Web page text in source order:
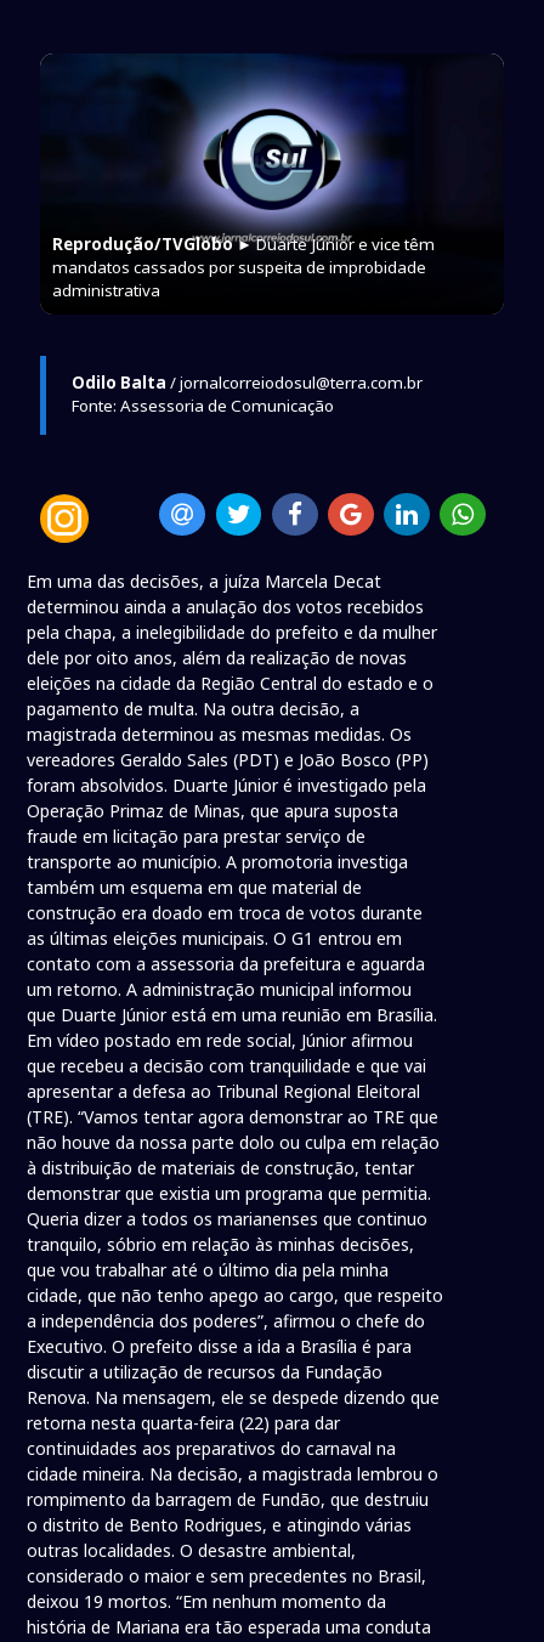
Reprodução/TVGlobo► Duarte Júnior e vice têm
mandatos cassados por suspeita de improbidade
administrativa
Odilo Balta / jornalcorreiodosul@terra.com.br
Fonte: Assessoria de Comunicação
Em uma das decisões, a juíza Marcela Decat
determinou ainda a anulação dos votos recebidos
pela chapa, a inelegibilidade do prefeito e da mulher
dele por oito anos, além da realização de novas
eleições na cidade da Região Central do estado e o
pagamento de multa. Na outra decisão, a
magistrada determinou as mesmas medidas. Os
vereadores Geraldo Sales (PDT) e João Bosco (PP)
foram absolvidos. Duarte Júnior é investigado pela
Operação Primaz de Minas, que apura suposta
fraude em licitação para prestar serviço de
transporte ao município. A promotoria investiga
também um esquema em que material de
construção era doado em troca de votos durante
as últimas eleições municipais. O G1 entrou em
contato com a assessoria da prefeitura e aguarda
um retorno. A administração municipal informou
que Duarte Júnior está em uma reunião em Brasília.
Em vídeo postado em rede social, Júnior afirmou
que recebeu a decisão com tranquilidade e que vai
apresentar a defesa ao Tribunal Regional Eleitoral
(TRE). “Vamos tentar agora demonstrar ao TRE que
não houve da nossa parte dolo ou culpa em relação
à distribuição de materiais de construção, tentar
demonstrar que existia um programa que permitia.
Queria dizer a todos os marianenses que continuo
tranquilo, sóbrio em relação às minhas decisões,
que vou trabalhar até o último dia pela minha
cidade, que não tenho apego ao cargo, que respeito
a independência dos poderes”, afirmou o chefe do
Executivo. O prefeito disse a ida a Brasília é para
discutir a utilização de recursos da Fundação
Renova. Na mensagem, ele se despede dizendo que
retorna nesta quarta-feira (22) para dar
continuidades aos preparativos do carnaval na
cidade mineira. Na decisão, a magistrada lembrou o
rompimento da barragem de Fundão, que destruiu
o distrito de Bento Rodrigues, e atingindo várias
outras localidades. O desastre ambiental,
considerado o maior e sem precedentes no Brasil,
deixou 19 mortos. “Em nenhum momento da
história de Mariana era tão esperada uma conduta